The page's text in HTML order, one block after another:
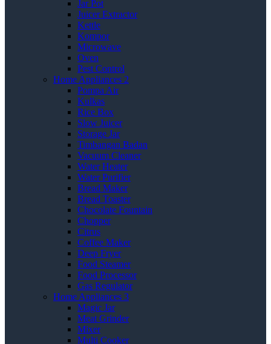
Jar Pot
Juicer Extractor
Kettle
Kompor
Microwave
Oven
Pest Control
Home Appliances 2
Pompa Air
Kulkas
Rice Box
Slow Juicer
Storage Jar
Timbangan Badan
Vacuum Cleaner
Water Heater
Water Purifier
Bread Maker
Bread Toaster
Chocolate Fountain
Chopper
Citrus
Coffee Maker
Deep Fryer
Food Steamer
Food Processor
Gas Regulator
Home Appliances 3
Magic Jar
Meat Grinder
Mixer
Multi Cooker